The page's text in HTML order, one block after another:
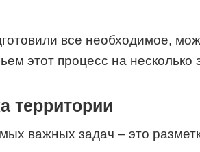
все необходимое,
этот процесс на несколько
территории
важных задач – это